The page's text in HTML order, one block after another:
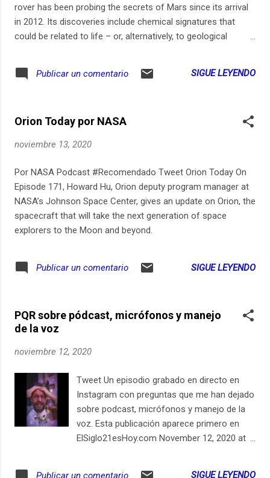
rover has been probing the secrets of Mars since its arrival
in 2012. Its discoveries include chemical signatures that
could be related to life – or, alternatively, to geological
building blocks of life on Earth, but can also be produced in
but which can be geological in nature, too. But with such a
from the Sun, the surface of Mars would be hostile to life.
Where could life be hiding, if it were on Mars? Jen
Eigenbrode, astrobiologist at NASA Goddard Space Flight
Center, discusses.
Publicar un comentario SIGUE LEYENDO
Orion Today por NASA
noviembre 13, 2020
Por NASA Podcast #Recomendado Tweet Orion Today On
Episode 171, Howard Hu, Orion deputy program manager at
NASA’s Johnson Space Center, gives an update on Orion, the
spacecraft that will take the next generation of space
explorers to the Moon and beyond.
Publicar un comentario SIGUE LEYENDO
PQR sobre pódcast, micrófonos y manejo
de la voz
noviembre 12, 2020
Tweet Un episodio grabado en directo en
Instagram con preguntas que me han dejado
sobre podcast, micrófonos y manejo de la
voz. Esta publicación aparece primero en
ElSiglo21esHoy.com November 12, 2020 at
Publicar un comentario SIGUE LEYENDO